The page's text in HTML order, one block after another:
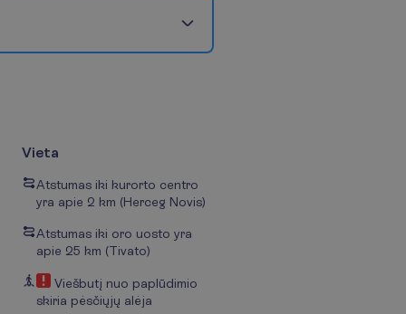
Vieta
Atstumas iki kurorto centro
yra apie 2 km (Herceg Novis)
Atstumas iki oro uosto yra
apie 25 km (Tivato)
Viešbutį nuo paplūdimio
skiria pėsčiųjų alėja